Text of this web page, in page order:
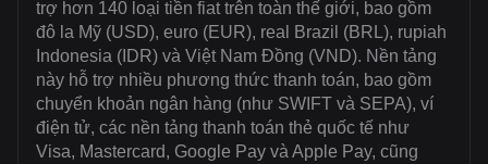
trợ hơn 140 loại tiền fiat trên toàn thế giới, bao gồm
đô la Mỹ (USD), euro (EUR), real Brazil (BRL), rupiah
Indonesia (IDR) và Việt Nam Đồng (VND). Nền tảng
này hỗ trợ nhiều phương thức thanh toán, bao gồm
chuyển khoản ngân hàng (như SWIFT và SEPA), ví
điện tử, các nền tảng thanh toán thẻ quốc tế như
Visa, Mastercard, Google Pay và Apple Pay, cũng